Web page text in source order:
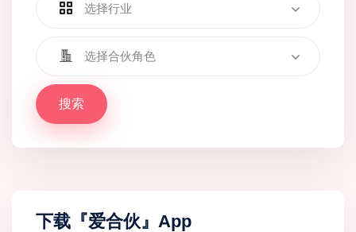
选择行业
选择合伙角色
搜索
下载『爱合伙』App